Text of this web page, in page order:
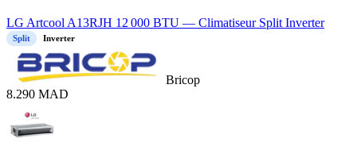
LG Artcool A13RJH 12 000 BTU — Climatiseur Split Inverter
Split Inverter
Bricop
8.290 MAD